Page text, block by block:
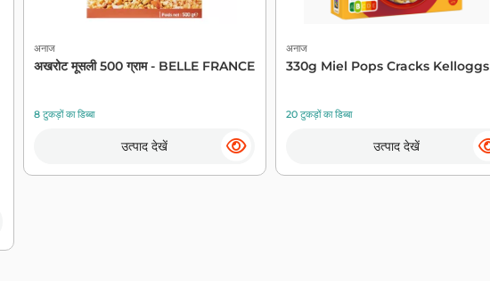
अनाज
अखरोट मूसली 500 ग्राम - BELLE FRANCE
8 टुकड़ों का डिब्बा
उत्पाद देखें
अनाज
330g Miel Pops Cracks Kelloggs
20 टुकड़ों का डिब्बा
उत्पाद देखें